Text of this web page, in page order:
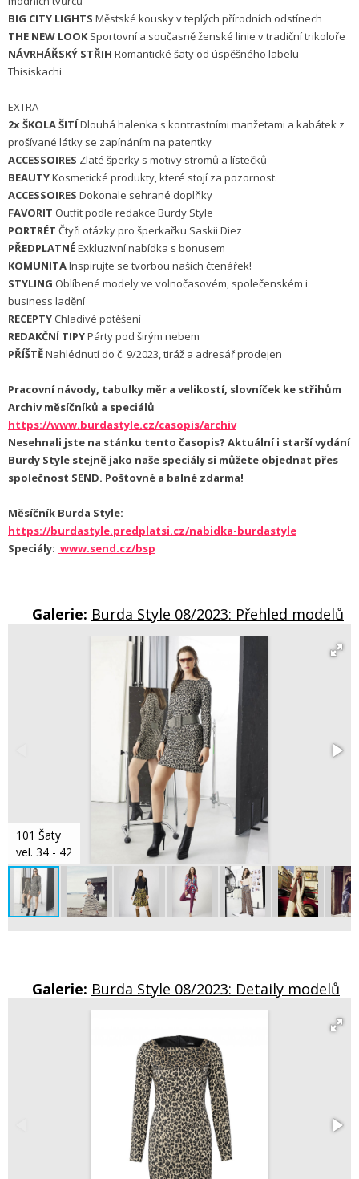
BIG CITY LIGHTS Městské kousky v teplých přírodních odstínech
THE NEW LOOKSportovní a současně ženské linie v tradiční trikoloře
NÁVRHÁŘSKÝ STŘIH Romantické šaty od úspěšného labelu
Thisiskachi
EXTRA
2xŠKOLA ŠITÍDlouhá halenka s kontrastními manžetami a kabátek z
prošívané látky se zapínáním na patentky
ACCESSOIRES Zlaté šperky s motivy stromů a lístečků
BEAUTYKosmetické produkty, které stojí za pozornost.
ACCESSOIRES Dokonale sehrané doplňky
FAVORIT Outfit podle redakce Burdy Style
PORTRÉT Čtyři otázky pro šperkařku Saskii Diez
PŘEDPLATNÉExkluzivní nabídka s bonusem
KOMUNITAInspirujte se tvorbou našich čtenářek!
STYLING Oblíbené modely ve volnočasovém, společenském i
business ladění
RECEPTY Chladivé potěšení
REDAKČNÍ TIPYPárty pod širým nebem
PŘÍŠTĚNahlédnutí do č. 9/2023, tiráž a adresář prodejen
Pracovní návody, tabulky měr a velikostí, slovníček ke střihům
Archiv měsíčníků a speciálů
https://www.burdastyle.cz/casopis/archiv
Nesehnali jste na stánku tento časopis? Aktuální i starší vydání
Burdy Style stejně jako naše speciály si můžete objednat přes
společnost SEND. Poštovné a balné zdarma!
Měsíčník Burda Style:
https://burdastyle.predplatsi.cz/nabidka-burdastyle
Speciály: www.send.cz/bsp
Galerie: Burda Style 08/2023: Přehled modelů
101 Šaty
vel. 34 - 42
Galerie: Burda Style 08/2023: Detaily modelů